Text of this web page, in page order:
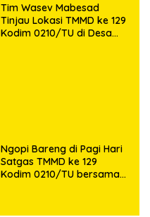
Tim Wasev Mabesad
Tinjau Lokasi TMMD ke 129
Kodim 0210/TU di Desa
Ngopi Bareng di Pagi Hari
Satgas TMMD ke 129
Kodim 0210/TU bersama